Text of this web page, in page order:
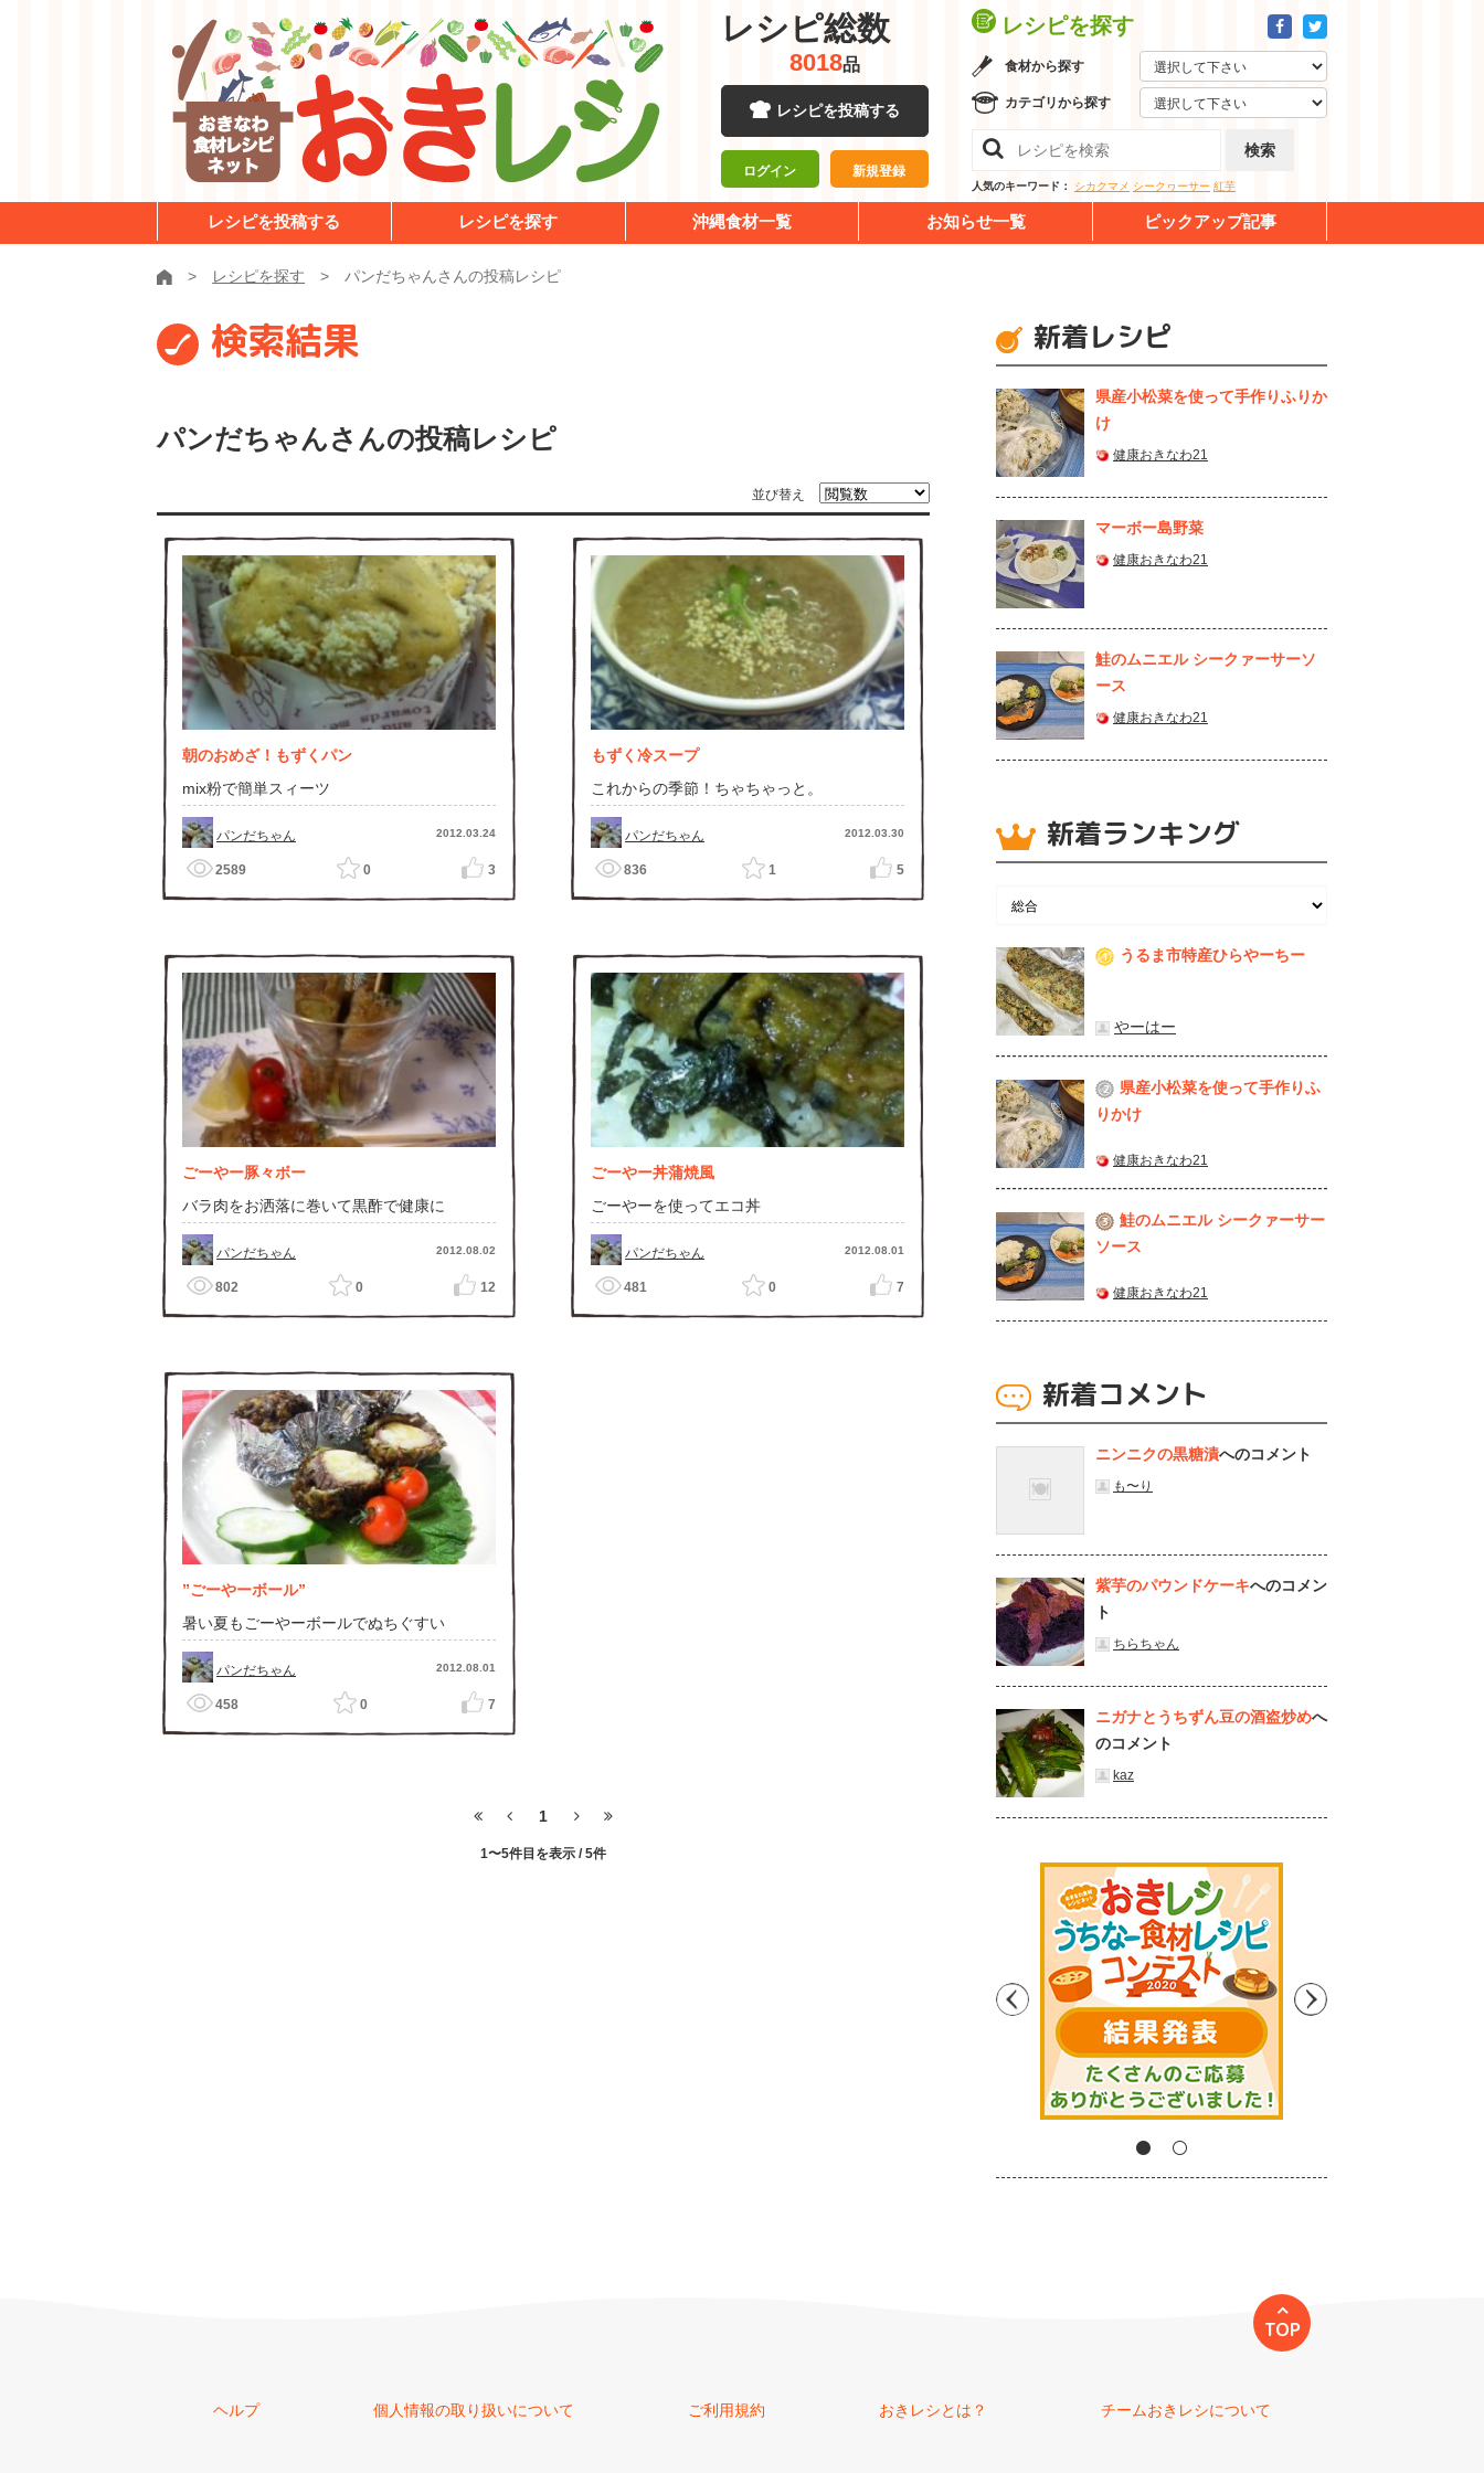
レシピ総数
8018品
レシピを投稿する
ログイン 新規登録
レシピを探す
食材から探す
カテゴリから探す
検索
人気のキーワード： シカクマメ シークヮーサー 紅芋
レシピを投稿する レシピを探す 沖縄食材一覧 お知らせ一覧 ピックアップ記事
レシピを探す パンだちゃんさんの投稿レシピ
検索結果
パンだちゃんさんの投稿レシピ
並び替え
朝のおめざ！もずくパン
mix粉で簡単スィーツ
パンだちゃん 2012.03.24
2589 0 3
もずく冷スープ
これからの季節！ちゃちゃっと。
パンだちゃん 2012.03.30
836 1 5
ごーやー豚々ボー
バラ肉をお洒落に巻いて黒酢で健康に
パンだちゃん 2012.08.02
802 0 12
ごーやー丼蒲焼風
ごーやーを使ってエコ丼
パンだちゃん 2012.08.01
481 0 7
”ごーやーボール”
暑い夏もごーやーボールでぬちぐすい
パンだちゃん 2012.08.01
458 0 7
1
1〜5件目を表示 / 5件
新着レシピ
県産⼩松菜を使って⼿作りふりか
け
健康おきなわ21
マーボー島野菜
健康おきなわ21
鮭のムニエル シークァーサーソ
ース
健康おきなわ21
新着ランキング
1 うるま市特産ひらやーちー
やーはー
2
県産⼩松菜を使って⼿作りふ
りかけ
健康おきなわ21
3
鮭のムニエル シークァーサー
ソース
健康おきなわ21
新着コメント
ニンニクの黒糖漬へのコメント
も〜り
紫芋のパウンドケーキへのコメン
ト
ちらちゃん
ニガナとうちずん豆の酒盗炒めへ
のコメント
kaz
TOP
ヘルプ 個人情報の取り扱いについて ご利用規約 おきレシとは？ チームおきレシについて